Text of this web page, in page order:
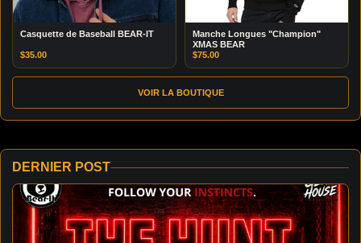
Casquette de Baseball BEAR-IT
$35.00
Manche Longues "Champion"
XMAS BEAR
$75.00
VOIR LA BOUTIQUE
DERNIER POST